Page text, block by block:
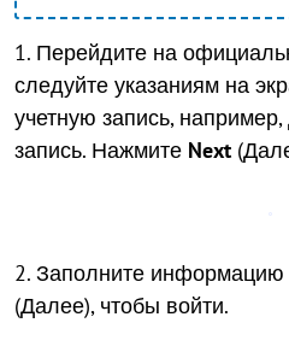
1. Перейдите на
следуйте указаниям на
учетную запись,
запись. Нажмите Next
2. Заполните
(Далее), чтобы войти.